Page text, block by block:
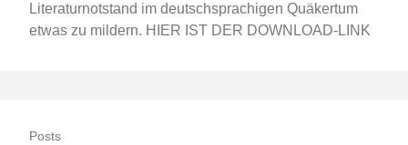
Literaturnotstand im deutschsprachigen Quäkertum
etwas zu mildern. HIER IST DER DOWNLOAD-LINK
Posts